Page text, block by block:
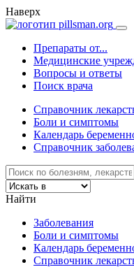
Наверх
Препараты от...
Медицинские
Вопросы и ответы
Поиск врача
Справочник
Боли и симптомы
Календарь
Справочник
Найти
Заболевания
Боли и симптомы
Календарь
Справочник